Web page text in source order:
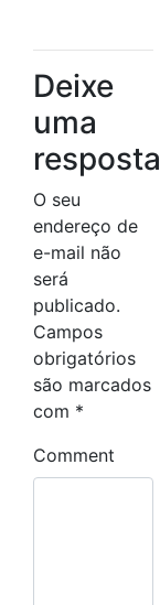
Deixe
uma
resposta
O seu
endereço de
e-mail não
será
publicado.
Campos
obrigatórios
são marcados
com *
Comment